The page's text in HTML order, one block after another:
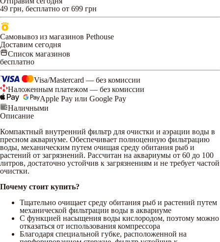
49 грн, бесплатно от 699 грн
Самовывоз из магазинов Pethouse
Доставим сегодня
Список магазинов
бесплатно
Visa/Mastercard — без комиссии
Наложенным платежом — без комиссии
Apple Pay или Google Pay
Наличными
Описание
Компактный внутренний фильтр для очистки и аэрации воды в
пресном аквариуме. Обеспечивает полноценную фильтрацию
воды, механическим путем очищая среду обитания рыб и
растений от загрязнений. Рассчитан на аквариумы от 60 до 100
литров, достаточно устойчив к загрязнениям и не требует частой
очистки.
Почему стоит купить?
Тщательно очищает среду обитания рыб и растений путем
механической фильтрации воды в аквариуме
С функцией насыщения воды кислородом, поэтому можно
отказаться от использования компрессора
Благодаря специальной губке, расположенной на